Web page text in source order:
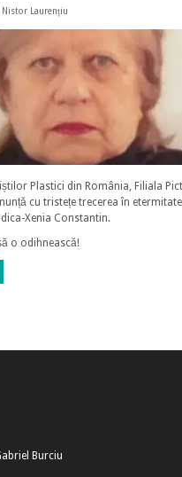
Nistor Laurențiu
Plastici din România, Filiala
cu tristețe trecerea în
Xenia Constantin.
o odihnească!
Burciu